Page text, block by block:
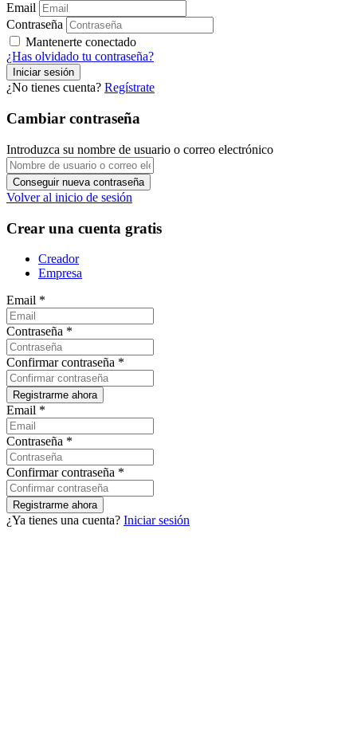
Email
Contraseña
Mantenerte conectado
¿Has olvidado tu contraseña?
¿No tienes cuenta? Regístrate
Cambiar contraseña
Introduzca su nombre de usuario o correo electrónico
Volver al inicio de sesión
Crear una cuenta gratis
Creador
Empresa
Email *
Contraseña *
Confirmar contraseña *
Email *
Contraseña *
Confirmar contraseña *
¿Ya tienes una cuenta? Iniciar sesión